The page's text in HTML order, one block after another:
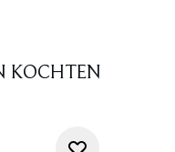
KOCHTEN